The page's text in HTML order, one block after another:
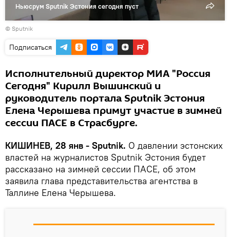
Ньюсрум Sputnik Эстония сегодня пуст
© Sputnik
Подписаться
Исполнительный директор МИА "Россия
Сегодня" Кирилл Вышинский и
руководитель портала Sputnik Эстония
Елена Черышева примут участие в зимней
сессии ПАСЕ в Страсбурге.
КИШИНЕВ, 28 янв - Sputnik. О давлении эстонских
властей на журналистов Sputnik Эстония будет
рассказано на зимней сессии ПАСЕ, об этом
заявила глава представительства агентства в
Таллине Елена Черышева.